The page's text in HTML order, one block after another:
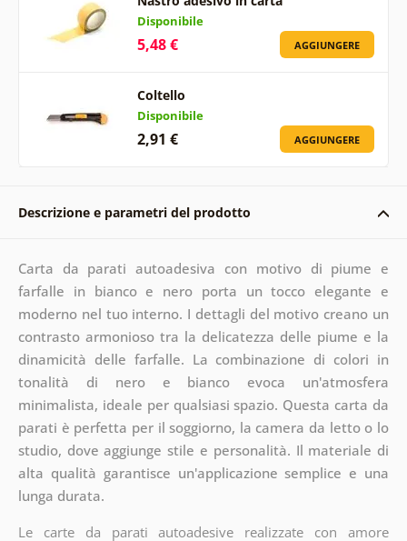
Disponibile
5,48 € AGGIUNGERE
Coltello
Disponibile
2,91 € AGGIUNGERE
Descrizione e parametri del prodotto
Carta da parati autoadesiva con motivo di piume e
farfalle in bianco e nero porta un tocco elegante e
moderno nel tuo interno. I dettagli del motivo creano un
contrasto armonioso tra la delicatezza delle piume e la
dinamicità delle farfalle. La combinazione di colori in
tonalità di nero e bianco evoca un'atmosfera
minimalista, ideale per qualsiasi spazio. Questa carta da
parati è perfetta per il soggiorno, la camera da letto o lo
studio, dove aggiunge stile e personalità. Il materiale di
alta qualità garantisce un'applicazione semplice e una
lunga durata.
Le carte da parati autoadesive realizzate con amore